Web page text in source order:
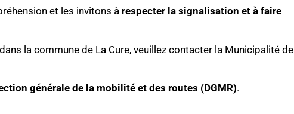
et les invitons à respecter la signalisation et à faire
la commune de La Cure, veuillez contacter la Municipalité de
générale de la mobilité et des routes (DGMR).